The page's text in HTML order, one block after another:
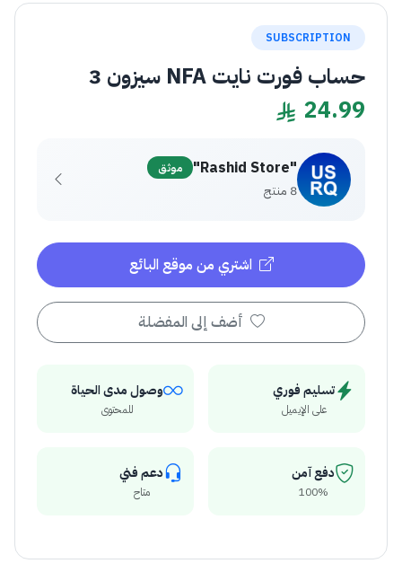
SUBSCRIPTION
حساب فورت نايت NFA سيزون 3
24.99
"Rashid Store" موثق
8 منتج
اشتري من موقع البائع
أضف إلى المفضلة
تسليم فوري
على الإيميل
وصول مدى الحياة
للمحتوى
دفع آمن
100%
دعم فني
متاح